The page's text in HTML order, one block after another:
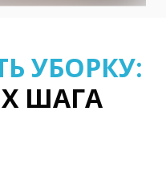
УБОРКУ:
ШАГА